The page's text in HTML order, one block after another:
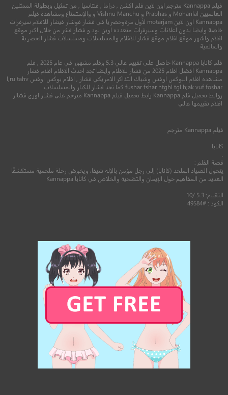
7.5
6.3
فيلم Kannappa مترجم اون لاين فلم اكشن , دراما , فنتاسيا , من تمثيل وبطولة الممثلين
العالميين Mohanlal و Prabhas و Vishnu Manchu و والإستمتاع ومشاهدة فيلم
Kannappa اون لاين motarjam لأول مرةوحصريا في فشار فوشار فيشار للافلام سيرفرات
خاصة وايضا بدون اعلانات وسيرفرات متعدده اوبن لود و فشار فشر من خلال اكبر موقع
افلام واشهر موقع افلام موقع فشار للافلام والمسلسلات ومسلسلات فشار الحصرية
والعالمية
فلم كانابا Kannappa حاصل على تقييم عالي 5.3 وفلم مشهور في عام 2025 , فلم
Kannappa افضل افلام 2025 من فشار للافلام وايضا تجد احدث الافلام افلام فشار
مشاهده افلام البوكس اوفس وشباك التذاكر الامريكي فشار , افلام بوكس اوفس l,ru tahv
fushar fshar htghl tgl h;ak vuf foshar كما تجد فشار للكبار والمسلسلات
روابط تحميل فلم Kannappa رابط تحميل فيلم Kannappa مترجم على فشار اورج فشاار
افلام تقييمها عالي
فيلم Kannappa مترجم
كانابا
قصة الفلم :
يتحول الصياد الملحد (كانابا) إلى رجل مؤمن بالإله شيفا، ويخوض رحلة ملحمية مستكشفًا
العديد من المفاهيم حول الإيمان والتضحية والخلاص في كانابا Kannappa
التقييم: 5.3 /10
الكود : #49584